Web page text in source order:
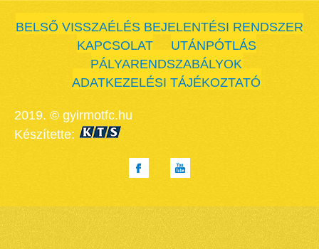
BELSŐ VISSZAÉLÉS BEJELENTÉSI RENDSZER
KAPCSOLAT
UTÁNPÓTLÁS
PÁLYARENDSZABÁLYOK
ADATKEZELÉSI TÁJÉKOZTATÓ
2019. © gyirmotfc.hu
Készítette: